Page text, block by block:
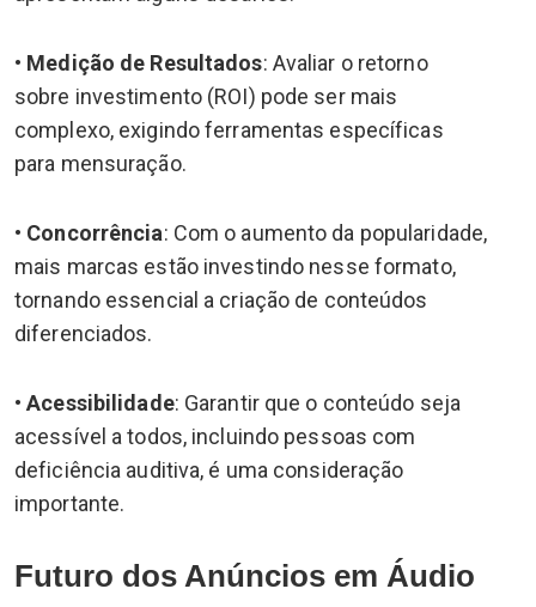
• Medição de Resultados: Avaliar o retorno
sobre investimento (ROI) pode ser mais
complexo, exigindo ferramentas específicas
para mensuração.
• Concorrência: Com o aumento da popularidade,
mais marcas estão investindo nesse formato,
tornando essencial a criação de conteúdos
diferenciados.
•Acessibilidade: Garantir que o conteúdo seja
acessível a todos, incluindo pessoas com
deficiência auditiva, é uma consideração
importante.
Futuro dos Anúncios em Áudio